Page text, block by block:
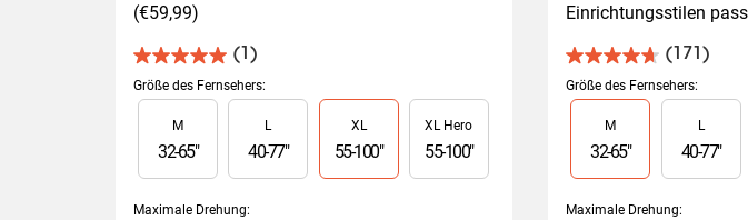
(€59,99)
(1)
5.0
von
5
Sternen.
Bewertung
Größe des Fernsehers:
Slide 1 of 4
M
32-65"
L
40-77"
XL
55-100"
XL Hero
55-100"
Maximale Drehung:
Einrichtungsstilen
(171)
4.7
von
5
Sternen.
171
Bewertungen
Größe des Fernsehers:
Slide 1 of 3
M
32-65"
L
40-77"
Maximale Drehung: